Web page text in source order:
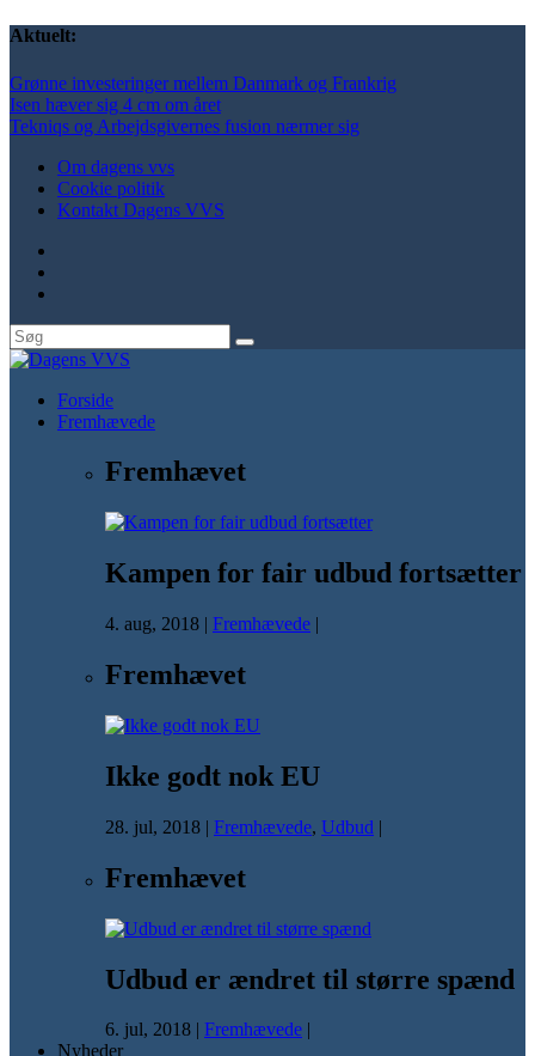
Aktuelt:
Grønne investeringer mellem Danmark og Frankrig
Isen hæver sig 4 cm om året
Tekniqs og Arbejdsgivernes fusion nærmer sig
Om dagens vvs
Cookie politik
Kontakt Dagens VVS
Forside
Fremhævede
Fremhævet
Kampen for fair udbud fortsætter
4. aug, 2018 | Fremhævede |
Fremhævet
Ikke godt nok EU
28. jul, 2018 | Fremhævede, Udbud |
Fremhævet
Udbud er ændret til større spænd
6. jul, 2018 | Fremhævede |
Nyheder